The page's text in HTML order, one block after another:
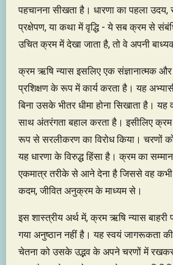
पहचानना सीखता है। धारणा का पहला उदय,
प्रक्षेपण, या कथा में वृद्धि - ये सब क्रम से
उचित क्रम में देखा जाता है, तो वे अपनी
क्रम ऋषि न्यास इसलिए एक संज्ञानात्मक और
प्रशिक्षण के रूप में कार्य करता है। यह
बिना उसके भीतर धीमा होना सिखाता है।
साथ अंतरंगता बहाल करता है। इसीलिए
रूप से सरलीकरण का विरोध किया। चरणों को
यह धारणा के विरुद्ध हिंसा है। क्रम का
एकमात्र तरीके से आने देना है जिससे वह
कदम, जीवित अनुक्रम के माध्यम से।
इस शास्त्रीय अर्थ में, क्रम ऋषि न्यास बाहरी
गया अनुष्ठान नहीं है। यह स्वयं जागरूकता की
चेतना को उसके उद्भव के अपने चरणों में रखकर,